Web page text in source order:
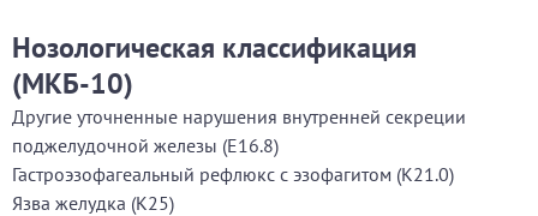
Нозологическая классификация
(МКБ-10)
Другие уточненные нарушения внутренней секреции
поджелудочной железы (E16.8)
Гастроэзофагеальный рефлюкс с эзофагитом (K21.0)
Язва желудка (K25)